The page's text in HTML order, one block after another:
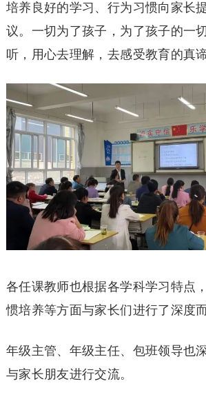
培养良好的学习、行为习惯向家长
议。一切为了孩子，为了孩子的一
听，用心去理解，去感受教育的真谛
各任课教师也根据各学科学习特点
惯培养等方面与家长们进行了深度
年级主管、年级主任、包班领导也
与家长朋友进行交流。